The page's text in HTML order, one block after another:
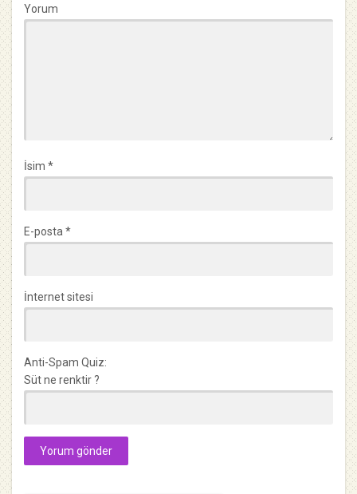
Yorum
İsim *
E-posta *
İnternet sitesi
Anti-Spam Quiz:
Süt ne renktir ?